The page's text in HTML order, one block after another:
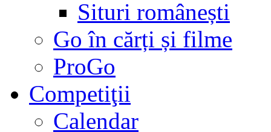
Situri românești
Go în cărți și filme
ProGo
Competiţii
Calendar